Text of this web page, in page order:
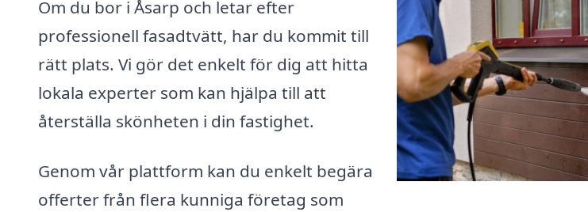
Om du bor i Åsarp och letar efter
professionell fasadtvätt, har du kommit till
rätt plats. Vi gör det enkelt för dig att hitta
lokala experter som kan hjälpa till att
återställa skönheten i din fastighet.
Genom vår plattform kan du enkelt begära
offerter från flera kunniga företag som